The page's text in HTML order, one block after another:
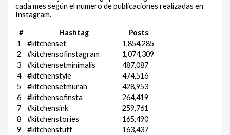
cada mes según el numero de publicaciones realizadas en
Instagram.
# Hashtag
Posts
1
#kitchenset
1,854,285
2
#kitchensofinstagram
1,074,309
3
#kitchensetminimalis
487,087
4
#kitchenstyle
474,516
5
#kitchensetmurah
428,953
6
#kitchensofinsta
264,419
7
#kitchensink
259,761
8
#kitchenstories
165,490
9
#kitchenstuff
163,437